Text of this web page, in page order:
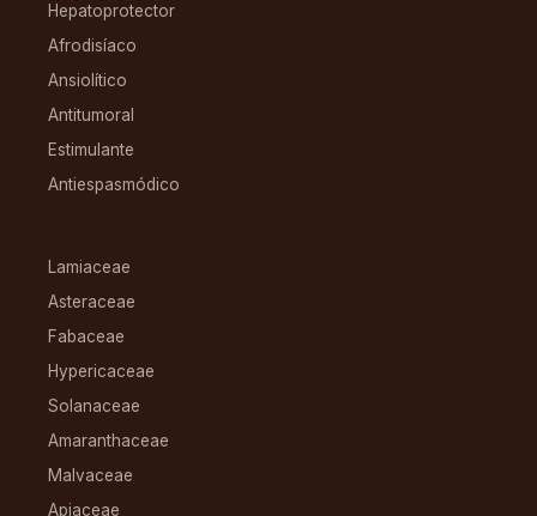
Hepatoprotector
Afrodisíaco
Ansiolítico
Antitumoral
Estimulante
Antiespasmódico
Lamiaceae
Asteraceae
Fabaceae
Hypericaceae
Solanaceae
Amaranthaceae
Malvaceae
Apiaceae